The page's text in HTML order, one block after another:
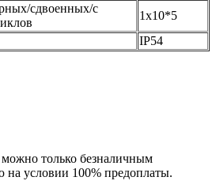
сдвоенных/с
1х10*5
IP54
можно только безналичным
условии 100% предоплаты.